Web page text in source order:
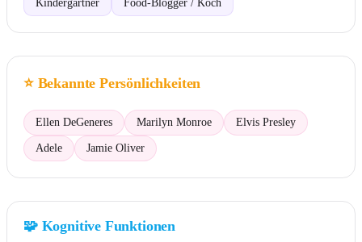
Kindergärtner Food-Blogger / Koch
⭐ Bekannte Persönlichkeiten
Ellen DeGeneres Marilyn Monroe Elvis Presley
Adele Jamie Oliver
🧩 Kognitive Funktionen